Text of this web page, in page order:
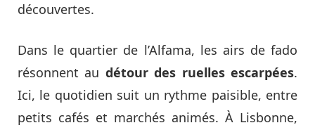
découvertes.
Dans le quartier de l’Alfama, les airs de fado
résonnent au détour des ruelles escarpées.
Ici, le quotidien suit un rythme paisible, entre
petits cafés et marchés animés. À Lisbonne,